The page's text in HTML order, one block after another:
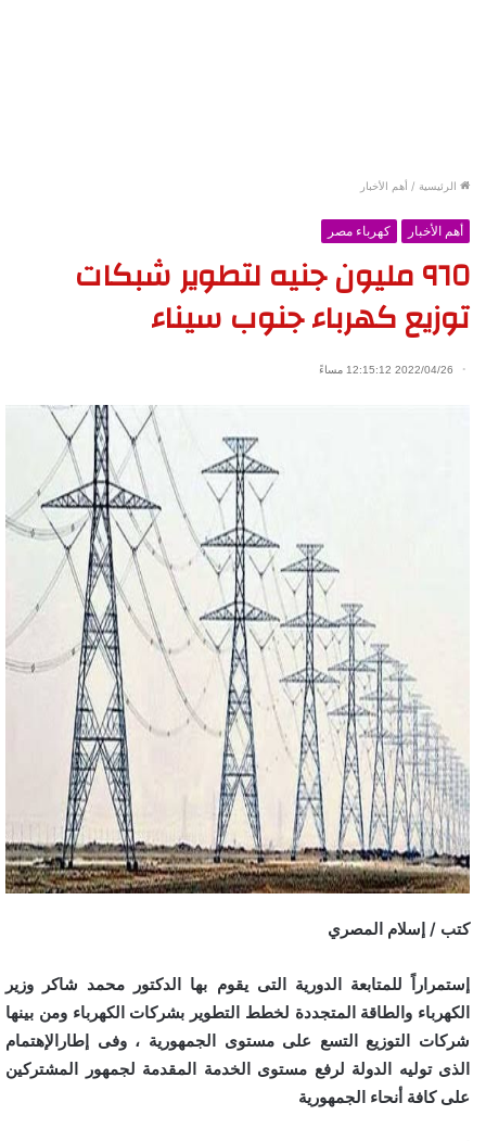
الرئيسية / أهم الأخبار
أهم الأخبار كهرباء مصر
٩٦٥ مليون جنيه لتطوير شبكات
توزيع كهرباء جنوب سيناء
2022/04/26 12:15:12 مساءً
كتب / إسلام المصري
إستمراراً للمتابعة الدورية التى يقوم بها الدكتور محمد شاكر وزير
الكهرباء والطاقة المتجددة لخطط التطوير بشركات الكهرباء ومن بينها
شركات التوزيع التسع على مستوى الجمهورية ، وفى إطارالإهتمام
الذى توليه الدولة لرفع مستوى الخدمة المقدمة لجمهور المشتركين
على كافة أنحاء الجمهورية